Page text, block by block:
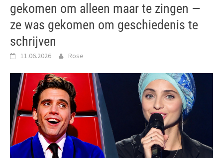
gekomen om alleen maar te zingen —
ze was gekomen om geschiedenis te
schrijven
11.06.2026 Rose